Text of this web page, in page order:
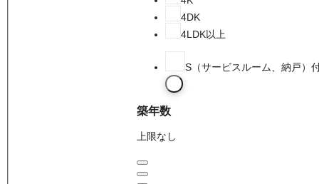
4DK
4LDK以上
S（サービスルーム、納戸）
築年数
上限なし